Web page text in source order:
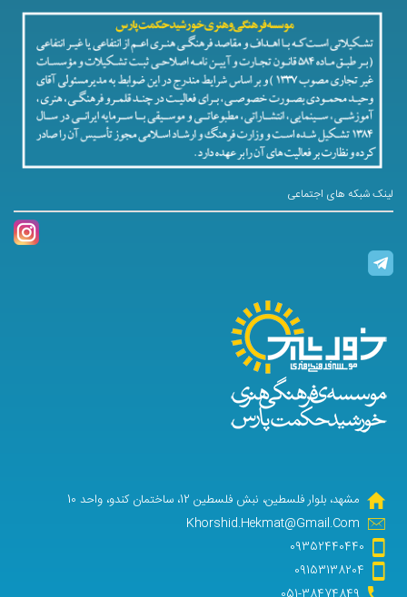
لینک شبکه های اجتماعی
مشهد، بلوار فلسطین، نبش فلسطین 12، ساختمان کندو، واحد 10
Khorshid.Hekmat@Gmail.Com
09352440440
09153138204